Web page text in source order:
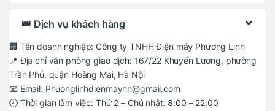
👑 Dịch vụ khách hàng
🏢 Tên doanh nghiệp: Công ty TNHH Điện máy Phương Linh
📍 Địa chỉ văn phòng giao dịch: 167/22 Khuyến Lương, phường
Trần Phú, quận Hoàng Mai, Hà Nội
📧 Email: Phuonglinhdienmayhn@gmail.com
🕗 Thời gian làm việc: Thứ 2 – Chủ nhật: 8:00 – 22:00